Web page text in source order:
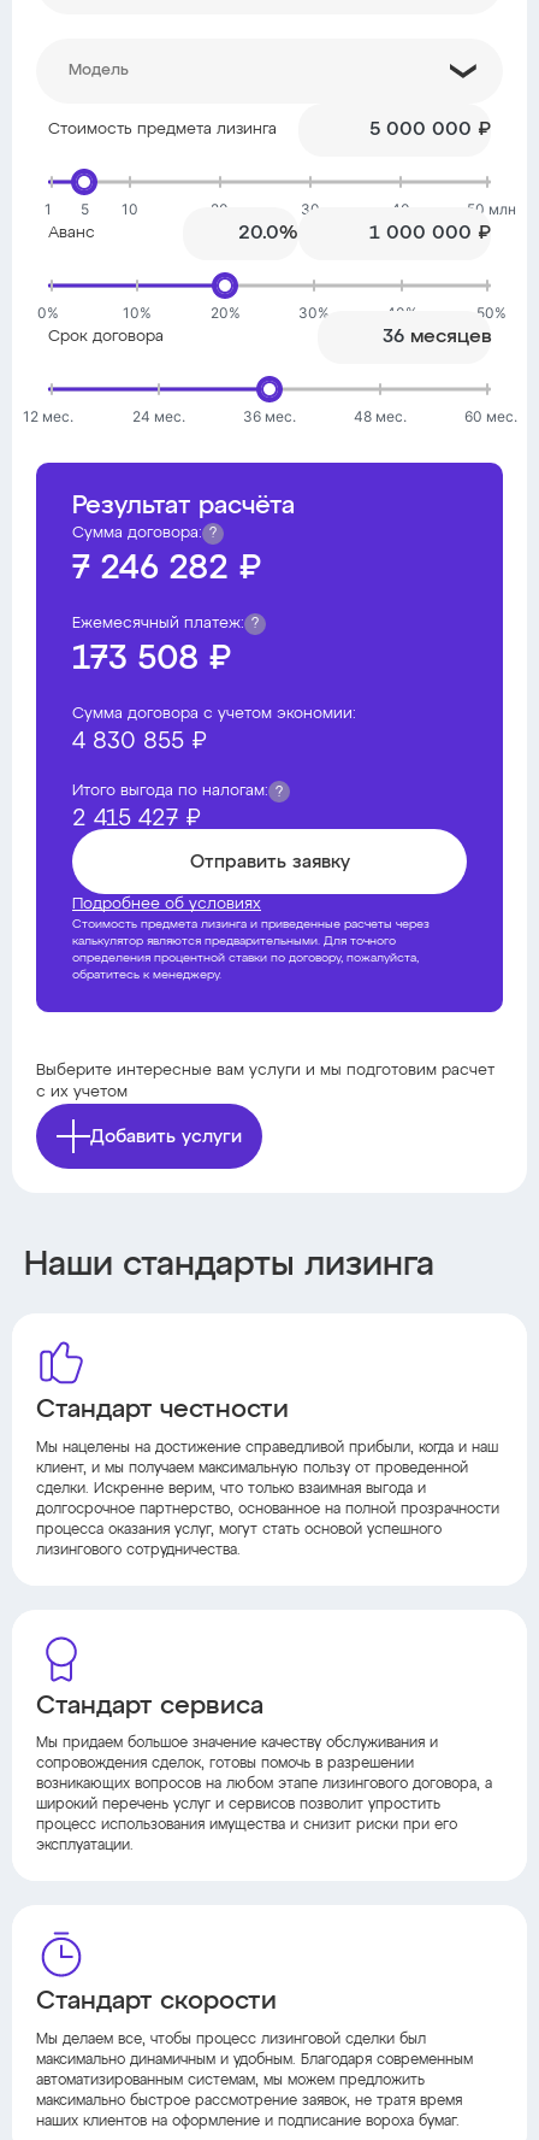
Стоимость предмета лизинга ₽
1 5 10 20 30 40 50 млн
Аванс % ₽
0% 10% 20% 30% 40% 50%
Срок договора месяцев
12 мес. 24 мес. 36 мес. 48 мес. 60 мес.
Результат расчёта
Сумма договора: ?
7 246 282 ₽
Ежемесячный платеж: ?
173 508 ₽
Сумма договора с учетом экономии:
4 830 855 ₽
Итого выгода по налогам: ?
2 415 427 ₽
Отправить заявку
Подробнее об условиях
Стоимость предмета лизинга и приведенные расчеты через
калькулятор являются предварительными. Для точного
определения процентной ставки по договору, пожалуйста,
обратитесь к менеджеру.
Выберите интересные вам услуги и мы подготовим расчет
с их учетом
Добавить услуги
Наши стандарты лизинга
Стандарт честности
Мы нацелены на достижение справедливой прибыли, когда и наш
клиент, и мы получаем максимальную пользу от проведенной
сделки. Искренне верим, что только взаимная выгода и
долгосрочное партнерство, основанное на полной прозрачности
процесса оказания услуг, могут стать основой успешного
лизингового сотрудничества.
Стандарт сервиса
Мы придаем большое значение качеству обслуживания и
сопровождения сделок, готовы помочь в разрешении
возникающих вопросов на любом этапе лизингового договора, а
широкий перечень услуг и сервисов позволит упростить
процесс использования имущества и снизит риски при его
эксплуатации.
Стандарт скорости
Мы делаем все, чтобы процесс лизинговой сделки был
максимально динамичным и удобным. Благодаря современным
автоматизированным системам, мы можем предложить
максимально быстрое рассмотрение заявок, не тратя время
наших клиентов на оформление и подписание вороха бумаг.